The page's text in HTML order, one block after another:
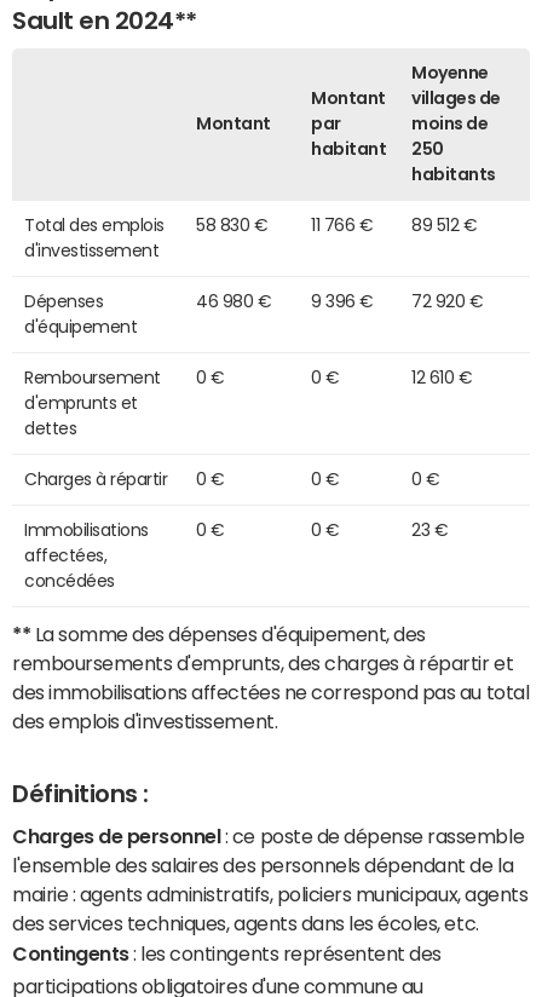
Sault en 2024**
Montant
Montant
par
habitant
Moyenne
villages de
moins de
250
habitants
Total des emplois
d'investissement
58 830 € 11 766 € 89 512 €
Dépenses
d'équipement
46 980 € 9 396 € 72 920 €
Remboursement
d'emprunts et
dettes
0 € 0 € 12 610 €
Charges à répartir 0 € 0 € 0 €
Immobilisations
affectées,
concédées
0 € 0 € 23 €
** La somme des dépenses d'équipement, des
remboursements d'emprunts, des charges à répartir et
des immobilisations affectées ne correspond pas au total
des emplois d'investissement.
Définitions :
Charges de personnel : ce poste de dépense rassemble
l'ensemble des salaires des personnels dépendant de la
mairie : agents administratifs, policiers municipaux, agents
des services techniques, agents dans les écoles, etc.
Contingents: les contingents représentent des
participations obligatoires d'une commune au